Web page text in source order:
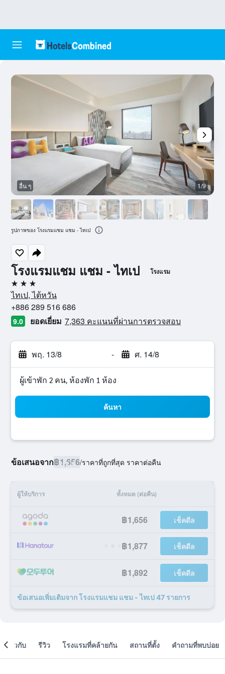
โรงแรมแชม แชม - ไทเป โรงแรม
3 ดาว
ไทเป, ไต้หวัน
+886 289 516 686
9.0 ยอดเยี่ยม 7,363 คะแนนที่ผ่านการตรวจสอบ
พฤ. 13/8 - ศ. 14/8
ผู้เข้าพัก 2 คน, ห้องพัก 1 ห้อง
ค้นหา
ข้อเสนอจาก฿1,656/ราคาที่ถูกที่สุด ราคาต่อคืน
ผู้ให้บริการ ทั้งหมด (ต่อคืน)
฿1,656 เช็คดีล
฿1,877 เช็คดีล
฿1,892 เช็คดีล
ข้อเสนอเพิ่มเติมจาก โรงแรมแชม แชม - ไทเป 47 รายการ
อื่น ๆ 1/9
รูปภาพของ โรงแรมแชม แชม - ไทเป
เกี่ยวกับ รีวิว โรงแรมที่คล้ายกัน สถานที่ตั้ง คำถามที่พบบ่อย